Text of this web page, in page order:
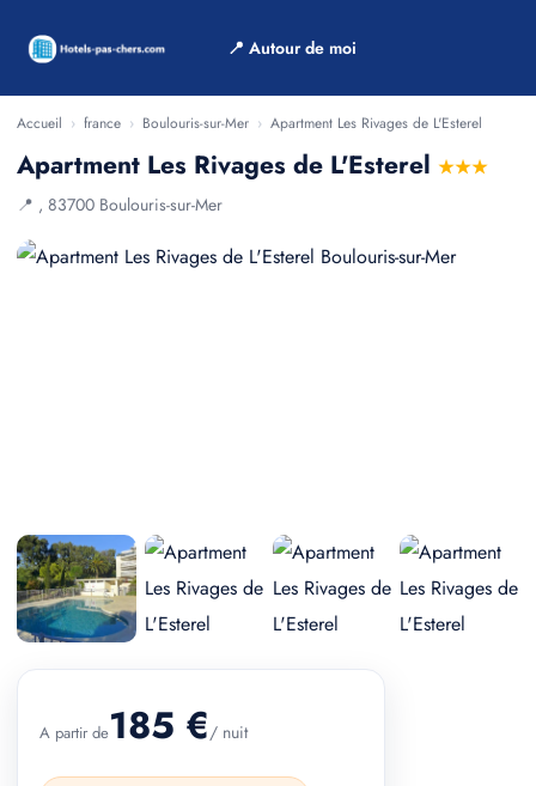
📍 Autour de moi
Accueil › france › Boulouris-sur-Mer › Apartment Les Rivages de L'Esterel
Apartment Les Rivages de L'Esterel ★★★
📍 , 83700 Boulouris-sur-Mer
A partir de185 €/ nuit